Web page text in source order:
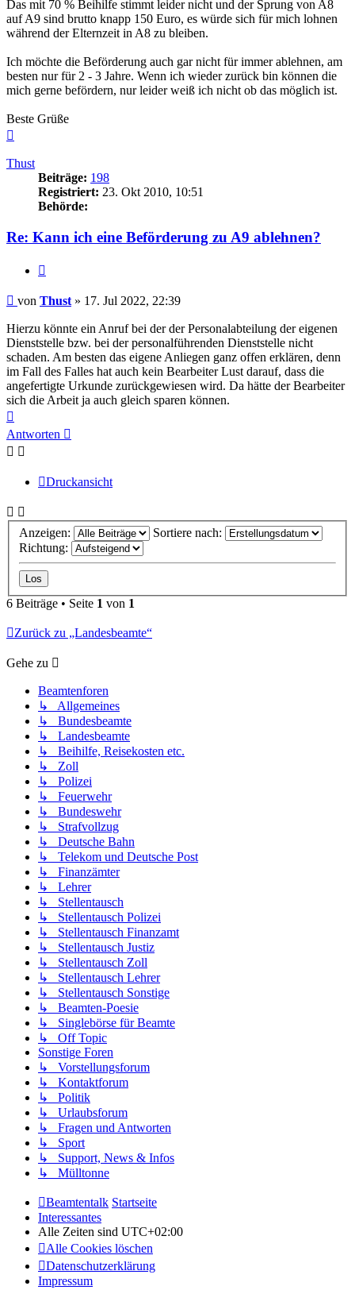
Das mit 70 % Beihilfe stimmt leider nicht und der Sprung von A8
auf A9 sind brutto knapp 150 Euro, es würde sich für mich lohnen
während der Elternzeit in A8 zu bleiben.
Ich möchte die Beförderung auch gar nicht für immer ablehnen, am
besten nur für 2 - 3 Jahre. Wenn ich wieder zurück bin können die
mich gerne befördern, nur leider weiß ich nicht ob das möglich ist.
Beste Grüße
Thust
Beiträge: 198
Registriert: 23. Okt 2010, 10:51
Behörde:
Re: Kann ich eine Beförderung zu A9 ablehnen?
Beitrag
von Thust » 17. Jul 2022, 22:39
Hierzu könnte ein Anruf bei der der Personalabteilung der eigenen
Dienststelle bzw. bei der personalführenden Dienststelle nicht
schaden. Am besten das eigene Anliegen ganz offen erklären, denn
im Fall des Falles hat auch kein Bearbeiter Lust darauf, dass die
angefertigte Urkunde zurückgewiesen wird. Da hätte der Bearbeiter
sich die Arbeit ja auch gleich sparen können.
oben
Antworten
Druckansicht
Anzeigen:
Sortiere nach:
Richtung:
6 Beiträge • Seite 1 von 1
Zurück zu „Landesbeamte“
Gehe zu
Beamtenforen
↳ Allgemeines
↳ Bundesbeamte
↳ Landesbeamte
↳ Beihilfe, Reisekosten etc.
↳ Zoll
↳ Polizei
↳ Feuerwehr
↳ Bundeswehr
↳ Strafvollzug
↳ Deutsche Bahn
↳ Telekom und Deutsche Post
↳ Finanzämter
↳ Lehrer
↳ Stellentausch
↳ Stellentausch Polizei
↳ Stellentausch Finanzamt
↳ Stellentausch Justiz
↳ Stellentausch Zoll
↳ Stellentausch Lehrer
↳ Stellentausch Sonstige
↳ Beamten-Poesie
↳ Singlebörse für Beamte
↳ Off Topic
Sonstige Foren
↳ Vorstellungsforum
↳ Kontaktforum
↳ Politik
↳ Urlaubsforum
↳ Fragen und Antworten
↳ Sport
↳ Support, News & Infos
↳ Mülltonne
Beamtentalk Startseite
Interessantes
Alle Zeiten sind UTC+02:00
Alle Cookies löschen
Datenschutzerklärung
Impressum